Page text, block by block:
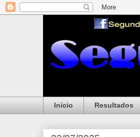
Inicio Resultados